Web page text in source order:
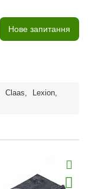
Нове запитання
Claas, Lexion,